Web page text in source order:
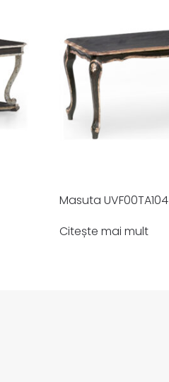
Masuta UVF00TA104
Citește mai mult